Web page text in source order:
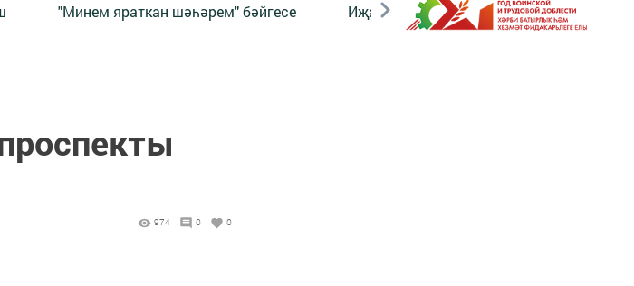
"Минем яраткан шәһәрем" бәйгесе Иҗат Реклама Онлайн
974 0 0